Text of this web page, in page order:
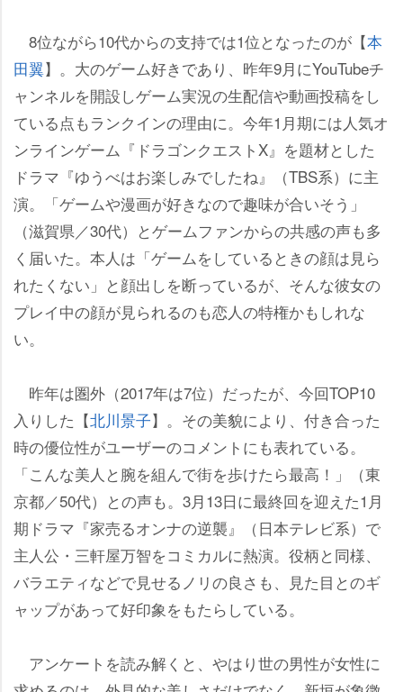
8位ながら10代からの支持では1位となったのが【本
田翼】。大のゲーム好きであり、昨年9月にYouTubeチ
ャンネルを開設しゲーム実況の生配信や動画投稿をし
ている点もランクインの理由に。今年1月期には人気オ
ンラインゲーム『ドラゴンクエストX』を題材とした
ドラマ『ゆうべはお楽しみでしたね』（TBS系）に主
演。「ゲームや漫画が好きなので趣味が合いそう」
（滋賀県／30代）とゲームファンからの共感の声も多
く届いた。本人は「ゲームをしているときの顔は見ら
れたくない」と顔出しを断っているが、そんな彼女の
プレイ中の顔が見られるのも恋人の特権かもしれな
い。
昨年は圏外（2017年は7位）だったが、今回TOP10
入りした【北川景子】。その美貌により、付き合った
時の優位性がユーザーのコメントにも表れている。
「こんな美人と腕を組んで街を歩けたら最高！」（東
京都／50代）との声も。3月13日に最終回を迎えた1月
期ドラマ『家売るオンナの逆襲』（日本テレビ系）で
主人公・三軒屋万智をコミカルに熱演。役柄と同様、
バラエティなどで見せるノリの良さも、見た目とのギ
ャップがあって好印象をもたらしている。
アンケートを読み解くと、やはり世の男性が女性に